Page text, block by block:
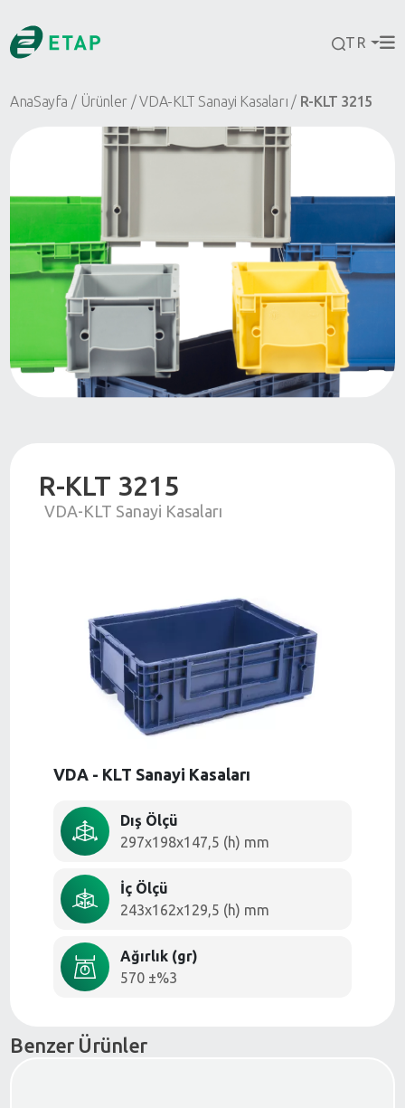
TR
AnaSayfa Ürünler VDA-KLT Sanayi Kasaları R-KLT 3215
R-KLT 3215
VDA-KLT Sanayi Kasaları
VDA - KLT Sanayi Kasaları
Dış Ölçü
297x198x147,5 (h) mm
İç Ölçü
243x162x129,5 (h) mm
Ağırlık (gr)
570 ±%3
Benzer Ürünler